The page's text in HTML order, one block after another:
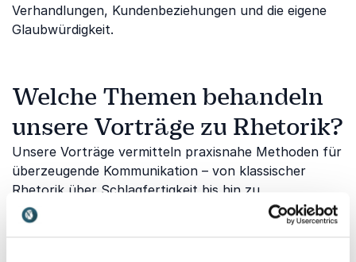
Verhandlungen, Kundenbeziehungen und die eigene
Glaubwürdigkeit.
Welche Themen behandeln
unsere Vorträge zu Rhetorik?
Unsere Vorträge vermitteln praxisnahe Methoden für
überzeugende Kommunikation – von klassischer
Rhetorik über Schlagfertigkeit bis hin zu
Körpersprache, Medienauftritten und authentischer
Wirkung. Die Referenten verbinden wissenschaftliche